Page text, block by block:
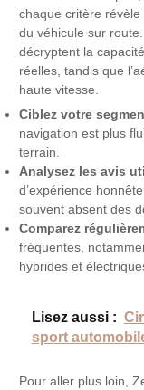
chaque critère révèle
du véhicule sur
décryptent la
réelles, tandis que
haute vitesse.
Ciblez votre
navigation est plus
terrain.
Analysez les avis
d’expérience
souvent absent des
Comparez
fréquentes,
hybrides et
Lisez aussi :
sport
Pour aller plus loin,